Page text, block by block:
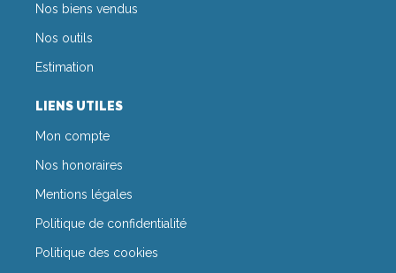
Nos biens vendus
Nos outils
Estimation
LIENS UTILES
Mon compte
Nos honoraires
Mentions légales
Politique de confidentialité
Politique des cookies